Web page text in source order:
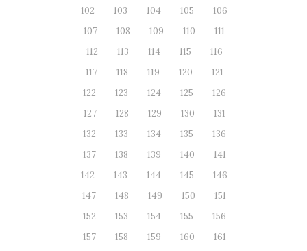
102
103 104 105
106
107
108 109 110
111
112
113 114 115
116
117
118 119 120
121
122
123 124 125
126
127
128 129 130
131
132
133 134 135
136
137
138 139 140
141
142
143 144 145
146
147
148 149 150
151
152
153 154 155
156
157
158 159 160
161